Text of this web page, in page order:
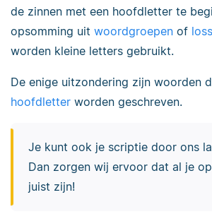
de zinnen met een hoofdletter te
opsomming uit woordgroepen of
worden kleine letters gebruikt.
De enige uitzondering zijn woorden
hoofdletter worden geschreven.
Je kunt ook je scriptie door ons
Dan zorgen wij ervoor dat al je
juist zijn!